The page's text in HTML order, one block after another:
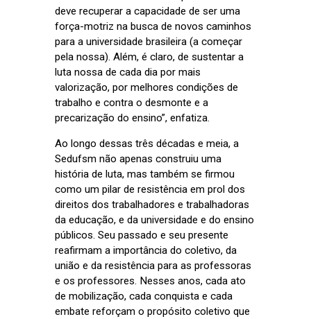
deve recuperar a capacidade de ser uma
força-motriz na busca de novos caminhos
para a universidade brasileira (a começar
pela nossa). Além, é claro, de sustentar a
luta nossa de cada dia por mais
valorização, por melhores condições de
trabalho e contra o desmonte e a
precarização do ensino”, enfatiza.
Ao longo dessas três décadas e meia, a
Sedufsm não apenas construiu uma
história de luta, mas também se firmou
como um pilar de resistência em prol dos
direitos dos trabalhadores e trabalhadoras
da educação, e da universidade e do ensino
públicos. Seu passado e seu presente
reafirmam a importância do coletivo, da
união e da resistência para as professoras
e os professores. Nesses anos, cada ato
de mobilização, cada conquista e cada
embate reforçam o propósito coletivo que